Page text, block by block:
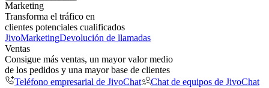
Marketing
Transforma el tráfico en
clientes potenciales cualificados
JivoMarketingDevolución de llamadas
Ventas
Consigue más ventas, un mayor valor medio
de los pedidos y una mayor base de clientes
Teléfono empresarial de JivoChat
Chat de equipos de JivoChat